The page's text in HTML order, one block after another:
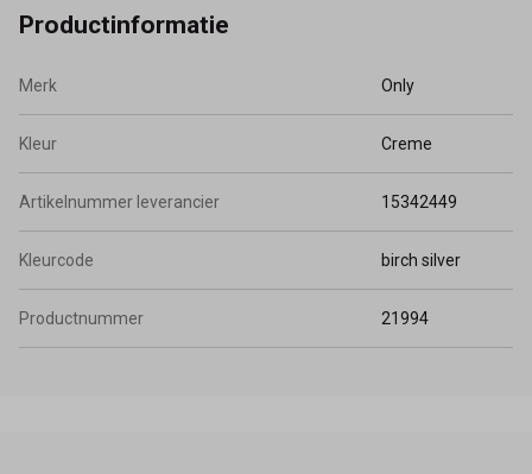
Productinformatie
Merk Only
Kleur Creme
Artikelnummer leverancier 15342449
Kleurcode birch silver
Productnummer 21994